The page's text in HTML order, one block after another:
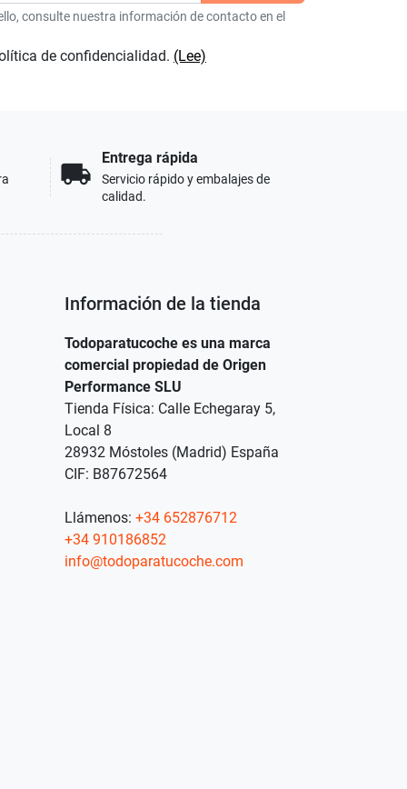
consulte nuestra información de contacto en el
de confidencialidad. (Lee)
local_shipping
Entrega rápida
Servicio rápido y embalajes de
calidad.
Información de la tienda
Todoparatucoche es una marca
comercial propiedad de Origen
Performance SLU
Tienda Física: Calle Echegaray 5,
Local 8
28932 Móstoles (Madrid) España
CIF: B87672564
Llámenos: +34 652876712
+34 910186852
info@todoparatucoche.com